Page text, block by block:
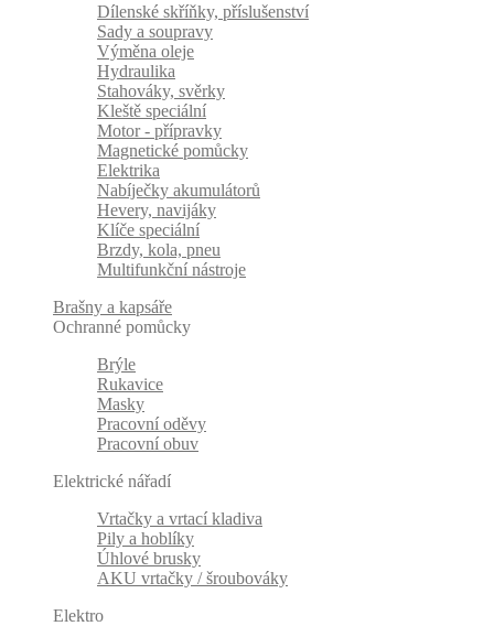
Dílenské skříňky, příslušenství
Sady a soupravy
Výměna oleje
Hydraulika
Stahováky, svěrky
Kleště speciální
Motor - přípravky
Magnetické pomůcky
Elektrika
Nabíječky akumulátorů
Hevery, navijáky
Klíče speciální
Brzdy, kola, pneu
Multifunkční nástroje
Brašny a kapsáře
Ochranné pomůcky
Brýle
Rukavice
Masky
Pracovní oděvy
Pracovní obuv
Elektrické nářadí
Vrtačky a vrtací kladiva
Pily a hoblíky
Úhlové brusky
AKU vrtačky / šroubováky
Elektro